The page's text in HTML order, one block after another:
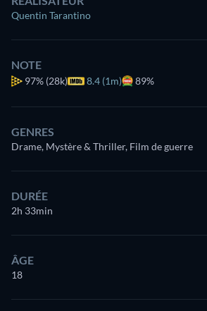
Quentin Tarantino
NOTE
97% (28k) 8.4 (1m) 89%
GENRES
Drame, Mystère & Thriller, Film de guerre
DURÉE
2h 33min
ÂGE
18